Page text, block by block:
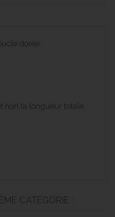
dorée
non la longueur totale.
CATÉGORIE :